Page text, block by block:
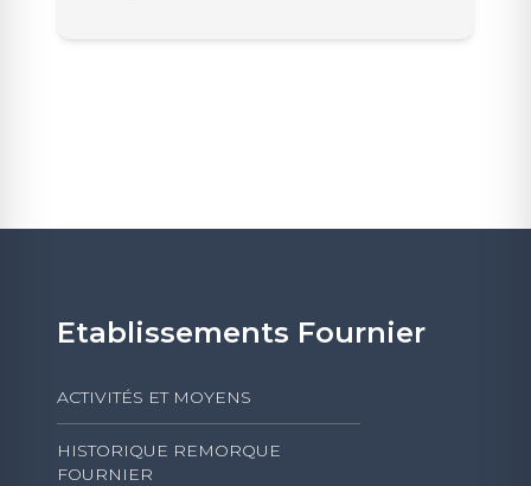
Etablissements Fournier
ACTIVITÉS ET MOYENS
HISTORIQUE REMORQUE
FOURNIER